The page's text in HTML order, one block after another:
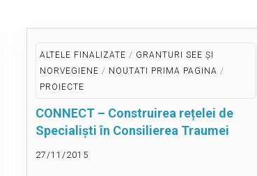
ALTELE FINALIZATE / GRANTURI SEE ȘI
NORVEGIENE / NOUTATI PRIMA PAGINA /
PROIECTE
CONNECT – Construirea rețelei de
Specialiști în Consilierea Traumei
27/11/2015